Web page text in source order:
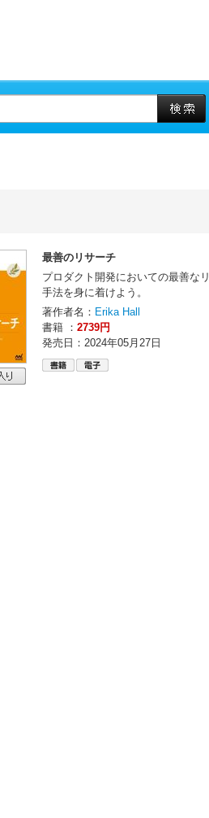
最善のリサーチ
プロダクト開発においての最善な
手法を身に着けよう。
著作者名： Erika Hall
書籍 ： 2739円
発売日：2024年05月27日